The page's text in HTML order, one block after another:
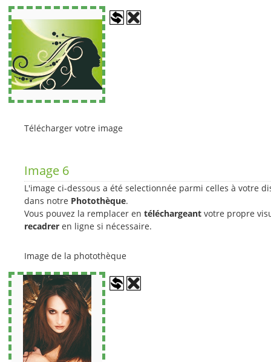
Télécharger votre image
Image 6
L'image ci-dessous a été selectionnée parmi celles à votre
dans notre Photothèque.
Vous pouvez la remplacer en téléchargeant votre propre
recadrer en ligne si nécessaire.
Image de la photothèque